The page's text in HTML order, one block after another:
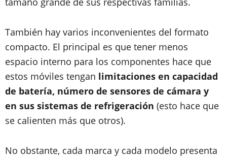
También hay varios inconvenientes del formato
compacto. El principal es que tener menos
espacio interno para los componentes hace que
estos móviles tengan limitaciones en capacidad
de batería, número de sensores de cámara y
en sus sistemas de refrigeración (esto hace que
se calienten más que otros).
No obstante, cada marca y cada modelo presenta